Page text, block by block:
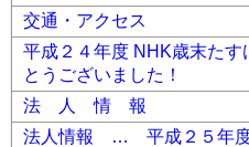
交通・アクセス
平成２４年度 NHK歳末た
とうございました！
法 人 情 報
法人情報 … 平成２５年